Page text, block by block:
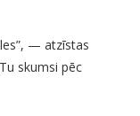
— atzīstas
skumsi pēc